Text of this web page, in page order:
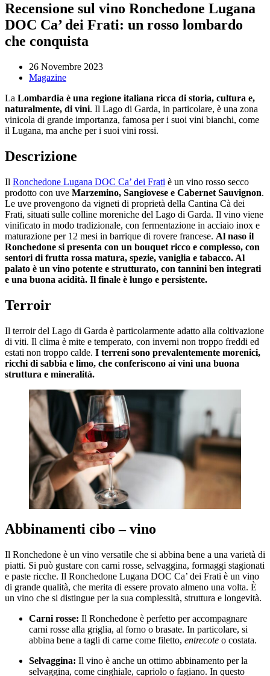
Recensione sul vino Ronchedone Lugana
DOC Ca’ dei Frati: un rosso lombardo
che conquista
26 Novembre 2023
Magazine
La Lombardia è una regione italiana ricca di storia, cultura e,
naturalmente, di vini. Il Lago di Garda, in particolare, è una zona
vinicola di grande importanza, famosa per i suoi vini bianchi, come
il Lugana, ma anche per i suoi vini rossi.
Descrizione
Il Ronchedone Lugana DOC Ca’ dei Frati è un vino rosso secco
prodotto con uve Marzemino, Sangiovese e Cabernet Sauvignon.
Le uve provengono da vigneti di proprietà della Cantina Cà dei
Frati, situati sulle colline moreniche del Lago di Garda. Il vino viene
vinificato in modo tradizionale, con fermentazione in acciaio inox e
maturazione per 12 mesi in barrique di rovere francese. Al naso il
Ronchedone si presenta con un bouquet ricco e complesso, con
sentori di frutta rossa matura, spezie, vaniglia e tabacco. Al
palato è un vino potente e strutturato, con tannini ben integrati
e una buona acidità. Il finale è lungo e persistente.
Terroir
Il terroir del Lago di Garda è particolarmente adatto alla coltivazione
di viti. Il clima è mite e temperato, con inverni non troppo freddi ed
estati non troppo calde. I terreni sono prevalentemente morenici,
ricchi di sabbia e limo, che conferiscono ai vini una buona
struttura e mineralità.
Abbinamenti cibo – vino
Il Ronchedone è un vino versatile che si abbina bene a una varietà di
piatti. Si può gustare con carni rosse, selvaggina, formaggi stagionati
e paste ricche. Il Ronchedone Lugana DOC Ca’ dei Frati è un vino
di grande qualità, che merita di essere provato almeno una volta. È
un vino che si distingue per la sua complessità, struttura e longevità.
Carni rosse: Il Ronchedone è perfetto per accompagnare
carni rosse alla griglia, al forno o brasate. In particolare, si
abbina bene a tagli di carne come filetto, entrecote o costata.
Selvaggina: Il vino è anche un ottimo abbinamento per la
selvaggina, come cinghiale, capriolo o fagiano. In questo